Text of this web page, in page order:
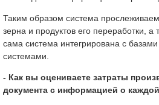
Таким образом система
зерна и продуктов его переработки,
сама система интегрирована с
системами.
- Как вы оцениваете затраты
документа с информацией о